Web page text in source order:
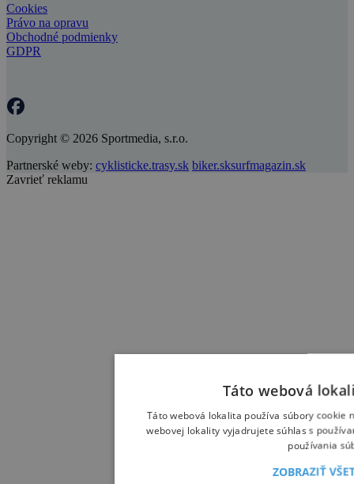
Cookies
Právo na opravu
Obchodné podmienky
GDPR
Copyright © 2026 Sportmedia, s.r.o.
Partnerské weby: cyklisticke.trasy.sk biker.sksurfmagazin.sk
Zavrieť reklamu
Táto webová
Táto webová lokalita používa súbory cookie
webovej lokality vyjadrujete súhlas s
používania
ZOBRAZIŤ